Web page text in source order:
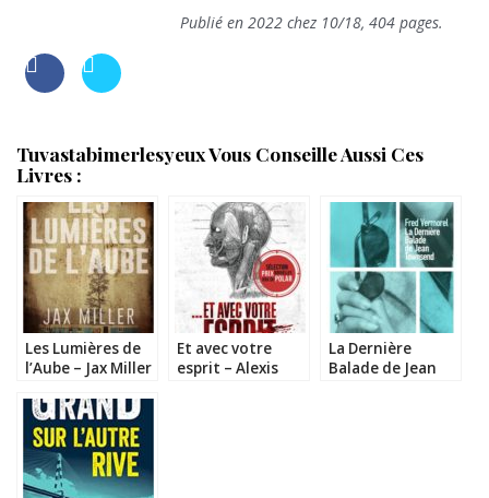
Publié en 2022 chez 10/18, 404 pages.
Tuvastabimerlesyeux Vous Conseille Aussi Ces
Livres :
Les Lumières de
l’Aube – Jax Miller
Et avec votre
esprit – Alexis
La Dernière
Balade de Jean